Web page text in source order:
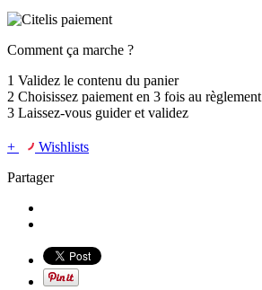
Comment ça marche ?
1 Validez le contenu du panier
2 Choisissez paiement en 3 fois au règlement
3 Laissez-vous guider et validez
+
Wishlists
Partager